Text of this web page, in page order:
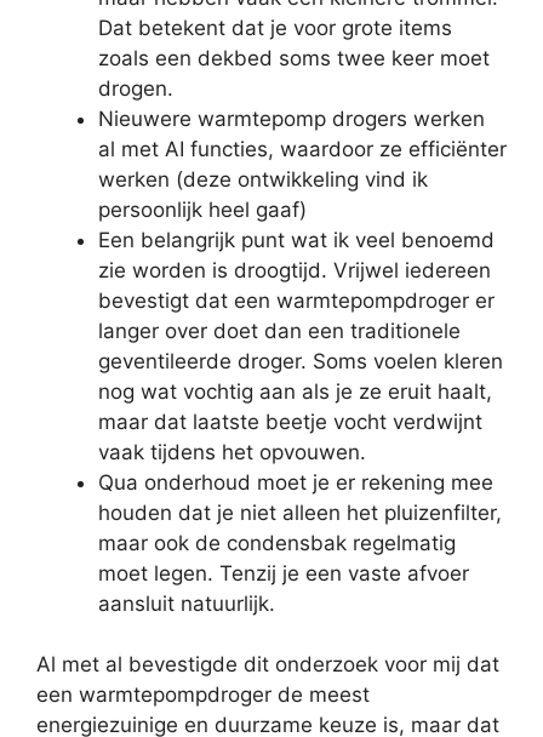
Dat betekent dat je voor grote items
zoals een dekbed soms twee keer moet
drogen.
Nieuwere warmtepomp drogers werken
al met AI functies, waardoor ze efficiënter
werken (deze ontwikkeling vind ik
persoonlijk heel gaaf)
Een belangrijk punt wat ik veel benoemd
zie worden is droogtijd. Vrijwel iedereen
bevestigt dat een warmtepompdroger er
langer over doet dan een traditionele
geventileerde droger. Soms voelen kleren
nog wat vochtig aan als je ze eruit haalt,
maar dat laatste beetje vocht verdwijnt
vaak tijdens het opvouwen.
Qua onderhoud moet je er rekening mee
houden dat je niet alleen het pluizenfilter,
maar ook de condensbak regelmatig
moet legen. Tenzij je een vaste afvoer
aansluit natuurlijk.
Al met al bevestigde dit onderzoek voor mij dat
een warmtepompdroger de meest
energiezuinige en duurzame keuze is, maar dat